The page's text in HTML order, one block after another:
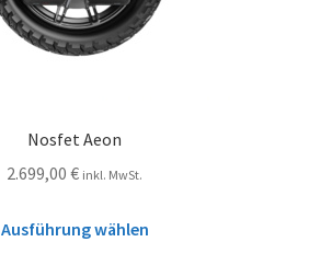
Nosfet Aeon
2.699,00 € inkl. MwSt.
Ausführung wählen